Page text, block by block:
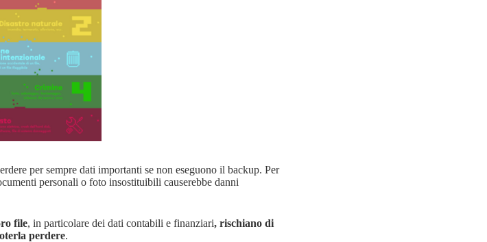
per sempre dati importanti se non eseguono il backup. Per
personali o foto insostituibili causerebbe danni
file, in particolare dei dati contabili e finanziari, rischiano di
perdere.